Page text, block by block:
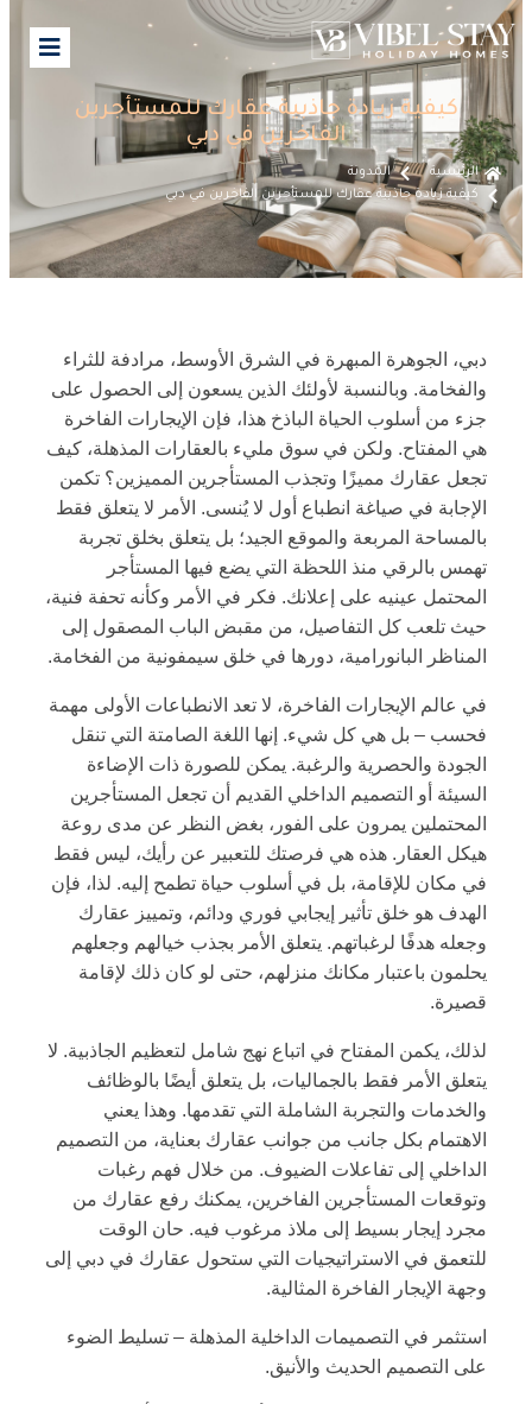
كيفية زيادة جاذبية عقارك للمستأجرين
الفاخرين في دبي
الرئيسية
المدونة
كيفية زيادة جاذبية عقارك للمستأجرين الفاخرين في دبي
دبي، الجوهرة المبهرة في الشرق الأوسط، مرادفة للثراء
والفخامة. وبالنسبة لأولئك الذين يسعون إلى الحصول على
جزء من أسلوب الحياة الباذخ هذا، فإن الإيجارات الفاخرة
هي المفتاح. ولكن في سوق مليء بالعقارات المذهلة، كيف
تجعل عقارك مميزًا وتجذب المستأجرين المميزين؟ تكمن
الإجابة في صياغة انطباع أول لا يُنسى. الأمر لا يتعلق فقط
بالمساحة المربعة والموقع الجيد؛ بل يتعلق بخلق تجربة
تهمس بالرقي منذ اللحظة التي يضع فيها المستأجر
المحتمل عينيه على إعلانك. فكر في الأمر وكأنه تحفة فنية،
حيث تلعب كل التفاصيل، من مقبض الباب المصقول إلى
المناظر البانورامية، دورها في خلق سيمفونية من الفخامة.
في عالم الإيجارات الفاخرة، لا تعد الانطباعات الأولى مهمة
فحسب – بل هي كل شيء. إنها اللغة الصامتة التي تنقل
الجودة والحصرية والرغبة. يمكن للصورة ذات الإضاءة
السيئة أو التصميم الداخلي القديم أن تجعل المستأجرين
المحتملين يمرون على الفور، بغض النظر عن مدى روعة
هيكل العقار. هذه هي فرصتك للتعبير عن رأيك، ليس فقط
في مكان للإقامة، بل في أسلوب حياة تطمح إليه. لذا، فإن
الهدف هو خلق تأثير إيجابي فوري ودائم، وتمييز عقارك
وجعله هدفًا لرغباتهم. يتعلق الأمر بجذب خيالهم وجعلهم
يحلمون باعتبار مكانك منزلهم، حتى لو كان ذلك لإقامة
قصيرة.
لذلك، يكمن المفتاح في اتباع نهج شامل لتعظيم الجاذبية. لا
يتعلق الأمر فقط بالجماليات، بل يتعلق أيضًا بالوظائف
والخدمات والتجربة الشاملة التي تقدمها. وهذا يعني
الاهتمام بكل جانب من جوانب عقارك بعناية، من التصميم
الداخلي إلى تفاعلات الضيوف. من خلال فهم رغبات
وتوقعات المستأجرين الفاخرين، يمكنك رفع عقارك من
مجرد إيجار بسيط إلى ملاذ مرغوب فيه. حان الوقت
للتعمق في الاستراتيجيات التي ستحول عقارك في دبي إلى
وجهة الإيجار الفاخرة المثالية.
استثمر في التصميمات الداخلية المذهلة – تسليط الضوء
على التصميم الحديث والأنيق.